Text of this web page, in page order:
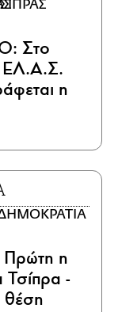
Στο
ΕΛ.Α.Σ.
η
η
-
θέση